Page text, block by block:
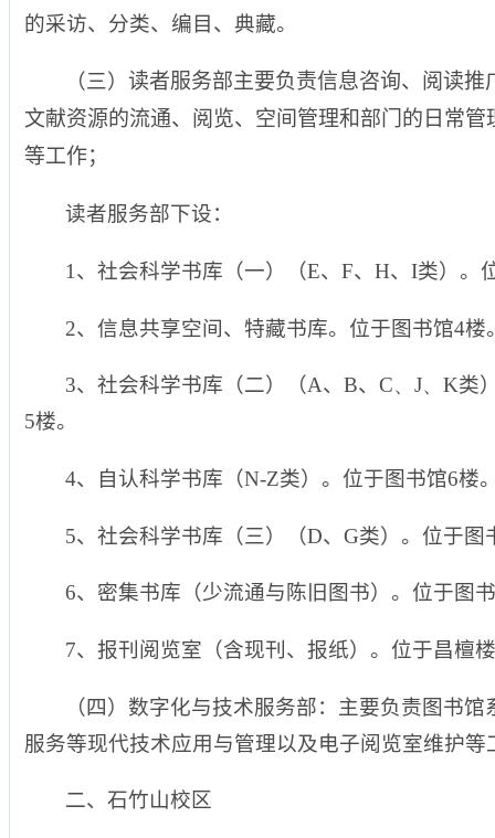
的采访、分类、编目、典藏。
（三） 读者服务部主要负责信息咨询、阅读推
文献资源的流通、阅览、空间管理和部门的日常
等工作；
读者服务部下设：
1 、社会科学书库（一）（E、 F、 H、 I类）。
2、信息共享空间、特藏书库。位于图书馆4楼
3、社会科学书库（二）（A、 B、 C、 J、 K类
5楼。
4、自认科学书库（N-Z类）。位于图书馆6楼
5、社会科学书库（三）（D、 G类）。位于图
6、密集书库（少流通与陈旧图书）。位于图
7、报刊阅览室（含现刊、报纸）。位于昌檀楼
（四） 数字化与技术服务部：主要负责图书馆
服务等现代技术应用与管理以及电子阅览室维护等
二、石竹山校区